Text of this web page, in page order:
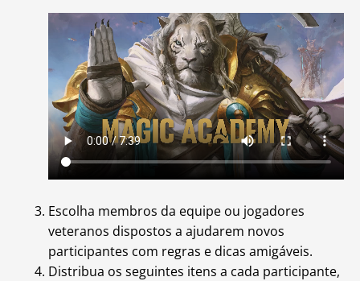
Escolha membros da equipe ou jogadores
veteranos dispostos a ajudarem novos
participantes com regras e dicas amigáveis.
Distribua os seguintes itens a cada participante,